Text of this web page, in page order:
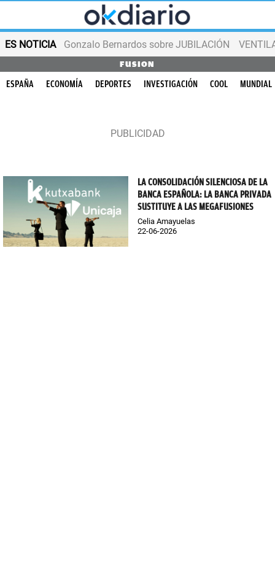
ES NOTICIA Gonzalo Bernardos sobre JUBILACIÓN
FUSION
ESPAÑA ECONOMÍA DEPORTES INVESTIGACIÓN COOL MUNDIAL
LA CONSOLIDACIÓN SILENCIOSA DE LA
BANCA ESPAÑOLA: LA BANCA PRIVADA
SUSTITUYE A LAS MEGAFUSIONES
Celia Amayuelas
22-06-2026